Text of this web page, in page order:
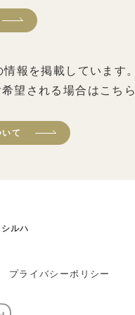
報を掲載しています
望される場合はこち
て
シルハ
プライバシーポリシー